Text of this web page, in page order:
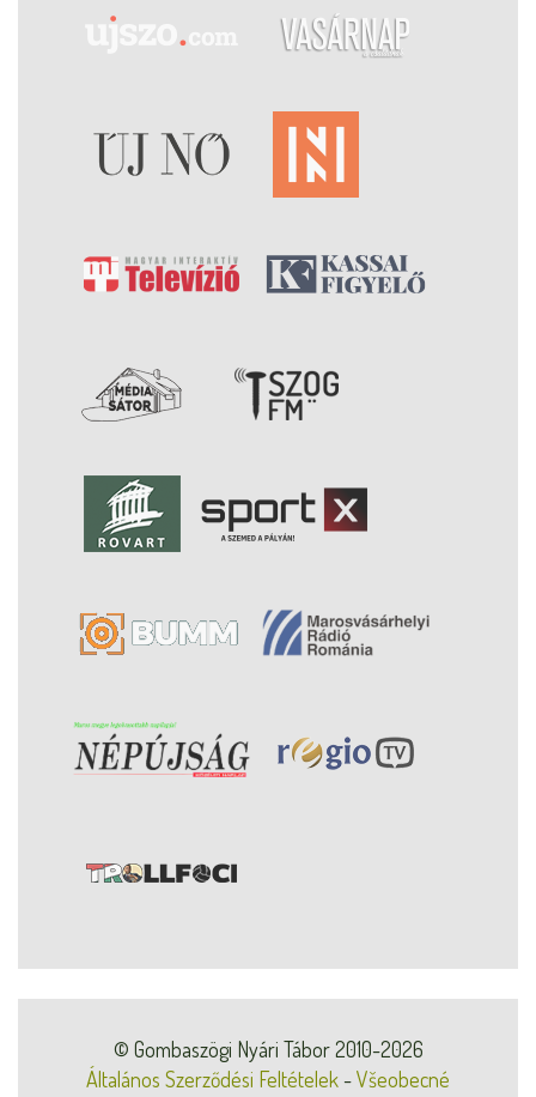
© Gombaszögi Nyári Tábor 2010-2026
Általános Szerződési Feltételek -Všeobecné